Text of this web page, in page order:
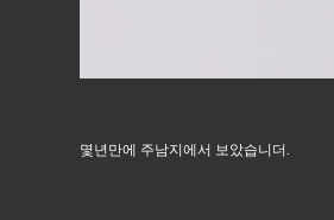
몇년만에 주남지에서 보았습니더.